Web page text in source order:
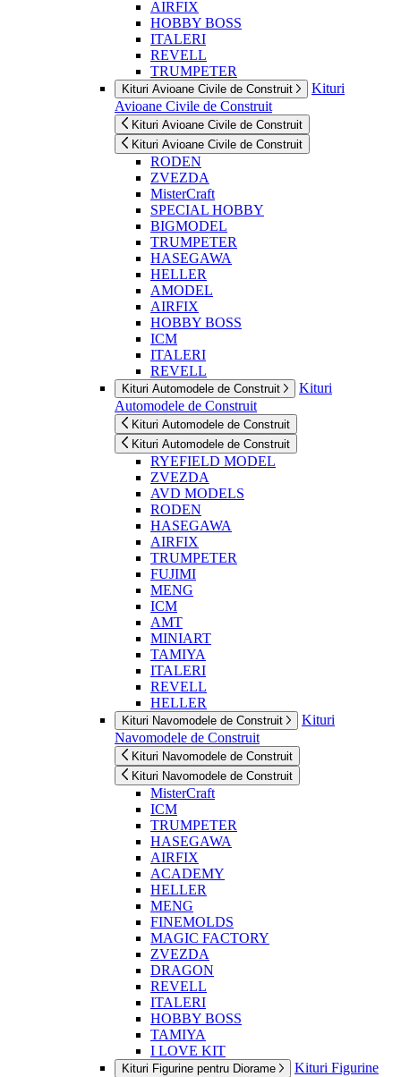
AIRFIX
HOBBY BOSS
ITALERI
REVELL
TRUMPETER
Kituri Avioane Civile de Construit
Kituri
Avioane Civile de Construit
Kituri Avioane Civile de Construit
Kituri Avioane Civile de Construit
RODEN
ZVEZDA
MisterCraft
SPECIAL HOBBY
BIGMODEL
TRUMPETER
HASEGAWA
HELLER
AMODEL
AIRFIX
HOBBY BOSS
ICM
ITALERI
REVELL
Kituri Automodele de Construit
Kituri
Automodele de Construit
Kituri Automodele de Construit
Kituri Automodele de Construit
RYEFIELD MODEL
ZVEZDA
AVD MODELS
RODEN
HASEGAWA
AIRFIX
TRUMPETER
FUJIMI
MENG
ICM
AMT
MINIART
TAMIYA
ITALERI
REVELL
HELLER
Kituri Navomodele de Construit
Kituri
Navomodele de Construit
Kituri Navomodele de Construit
Kituri Navomodele de Construit
MisterCraft
ICM
TRUMPETER
HASEGAWA
AIRFIX
ACADEMY
HELLER
MENG
FINEMOLDS
MAGIC FACTORY
ZVEZDA
DRAGON
REVELL
ITALERI
HOBBY BOSS
TAMIYA
I LOVE KIT
Kituri Figurine pentru Diorame
Kituri Figurine